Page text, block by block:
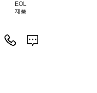
EOL
제품